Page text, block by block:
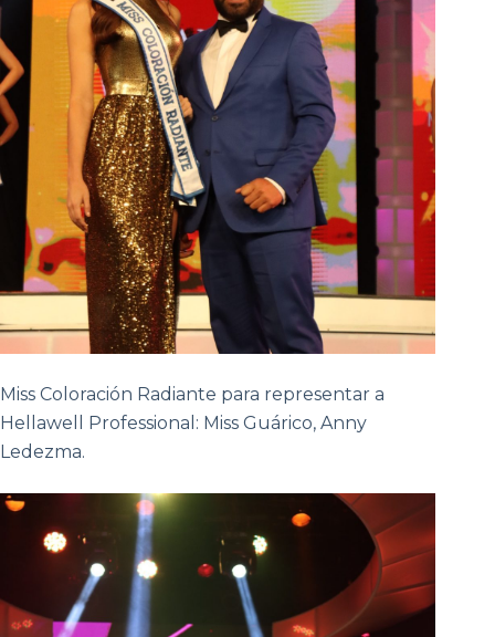
Miss Coloración Radiante para representar a
Hellawell Professional: Miss Guárico, Anny
Ledezma.